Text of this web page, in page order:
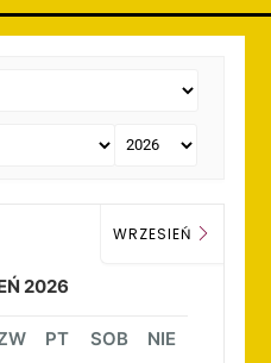
2026
WRZESIEŃ
PT SOB NIE